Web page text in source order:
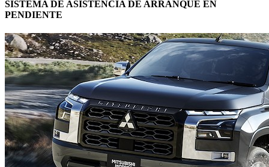
SISTEMA DE ASISTENCIA DE ARRANQUE EN
PENDIENTE